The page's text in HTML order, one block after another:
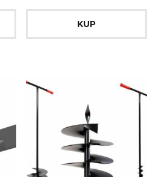
KUP